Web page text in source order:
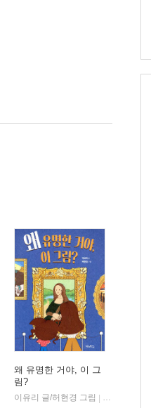
왜 유명한 거야, 이 그
림?
이유리 글/허현경 그림
우리학교